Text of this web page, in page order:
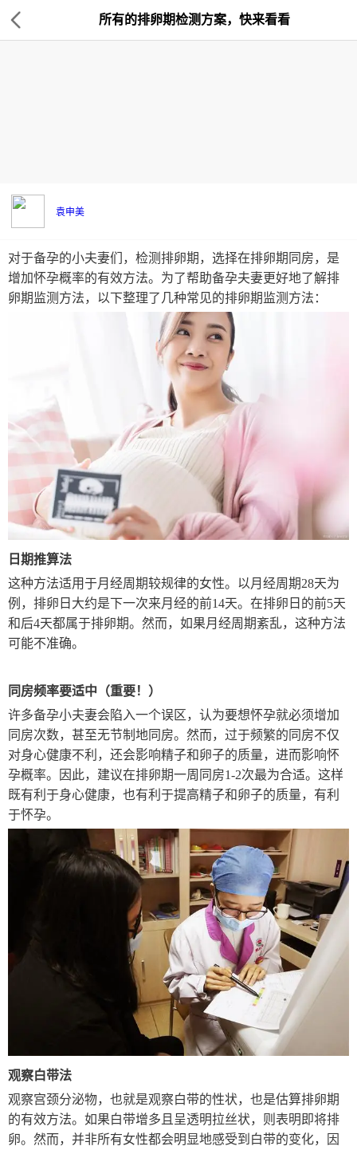
所有的排卵期检测方案，快来看看
袁申美
对于备孕的小夫妻们，检测排卵期，选择在排卵期同房，是
增加怀孕概率的有效方法。为了帮助备孕夫妻更好地了解排
卵期监测方法，以下整理了几种常见的排卵期监测方法：
日期推算法
这种方法适用于月经周期较规律的女性。以月经周期28天为
例，排卵日大约是下一次来月经的前14天。在排卵日的前5天
和后4天都属于排卵期。然而，如果月经周期紊乱，这种方法
可能不准确。
同房频率要适中（重要！）
许多备孕小夫妻会陷入一个误区，认为要想怀孕就必须增加
同房次数，甚至无节制地同房。然而，过于频繁的同房不仅
对身心健康不利，还会影响精子和卵子的质量，进而影响怀
孕概率。因此，建议在排卵期一周同房1-2次最为合适。这样
既有利于身心健康，也有利于提高精子和卵子的质量，有利
于怀孕。
观察白带法
观察宫颈分泌物，也就是观察白带的性状，也是估算排卵期
的有效方法。如果白带增多且呈透明拉丝状，则表明即将排
卵。然而，并非所有女性都会明显地感受到白带的变化，因